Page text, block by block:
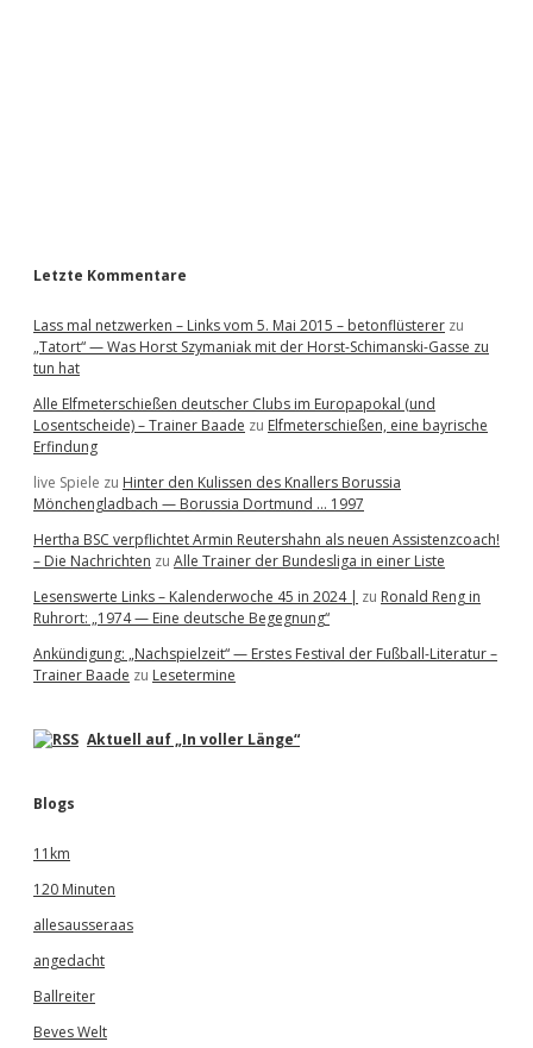
Letzte Kommentare
Lass mal netzwerken – Links vom 5. Mai 2015 – betonflüsterer zu
„Tatort“ — Was Horst Szymaniak mit der Horst-Schimanski-Gasse zu
tun hat
Alle Elfmeterschießen deutscher Clubs im Europapokal (und
Losentscheide) – Trainer Baade zu Elfmeterschießen, eine bayrische
Erfindung
live Spiele zu Hinter den Kulissen des Knallers Borussia
Mönchengladbach — Borussia Dortmund … 1997
Hertha BSC verpflichtet Armin Reutershahn als neuen Assistenzcoach!
– Die Nachrichten zu Alle Trainer der Bundesliga in einer Liste
Lesenswerte Links – Kalenderwoche 45 in 2024 | zu Ronald Reng in
Ruhrort: „1974 — Eine deutsche Begegnung“
Ankündigung: „Nachspielzeit“ — Erstes Festival der Fußball-Literatur –
Trainer Baade zu Lesetermine
Aktuell auf „In voller Länge“
Blogs
11km
120 Minuten
allesausseraas
angedacht
Ballreiter
Beves Welt